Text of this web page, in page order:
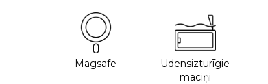
Magsafe
Ūdensizturīgie
maciņi